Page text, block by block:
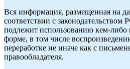
Вся информация, размещенная на
соответствии с законодательством
подлежит использованию кем-
форме, в том числе
переработке не иначе как с
правообладателя.